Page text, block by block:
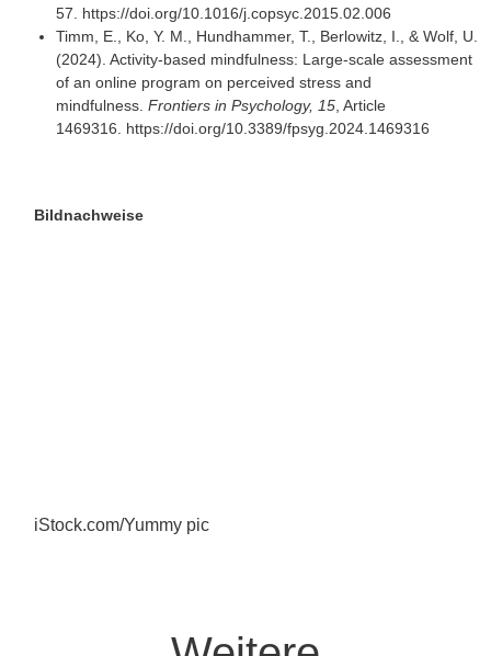
57. https://doi.org/10.1016/j.copsyc.2015.02.006
Timm, E., Ko, Y. M., Hundhammer, T., Berlowitz, I., & Wolf, U.
(2024). Activity-based mindfulness: Large-scale assessment
of an online program on perceived stress and
mindfulness.Frontiers in Psychology, 15 , Article
1469316. https://doi.org/10.3389/fpsyg.2024.1469316
Bildnachweise
iStock.com/Yummy pic